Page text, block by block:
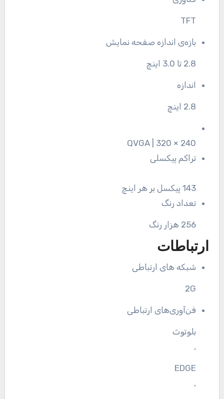
TFT
بازه‌ی اندازه صفحه نمایش
2.8 تا 3.0 اینچ
اندازه
2.8 اینچ
240 × 320 | QVGA
تراکم پیکسلی
143 پیکسل بر هر اینچ
تعداد رنگ
256 هزار رنگ
ارتباطات
شبکه های ارتباطی
2G
فن‌آوری‌های ارتباطی
بلوتوث
,
EDGE
,